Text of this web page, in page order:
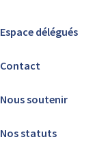
Espace délégués
Contact
Nous soutenir
Nos statuts